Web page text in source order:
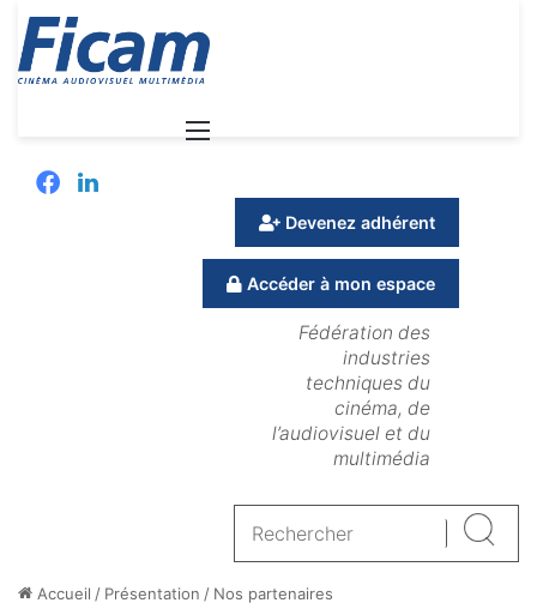
Menu
Facebook
Linkedin
Devenez adhérent
Accéder à mon espace
Fédération des
industries
techniques du
cinéma, de
l’audiovisuel et du
multimédia
Accueil / Présentation / Nos partenaires